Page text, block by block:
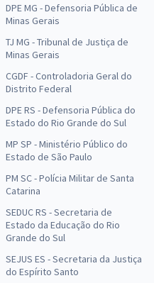
DPE MG - Defensoria Pública de
Minas Gerais
TJ MG - Tribunal de Justiça de
Minas Gerais
CGDF - Controladoria Geral do
Distrito Federal
DPE RS - Defensoria Pública do
Estado do Rio Grande do Sul
MP SP - Ministério Público do
Estado de São Paulo
PM SC - Polícia Militar de Santa
Catarina
SEDUC RS - Secretaria de
Estado da Educação do Rio
Grande do Sul
SEJUS ES - Secretaria da Justiça
do Espírito Santo